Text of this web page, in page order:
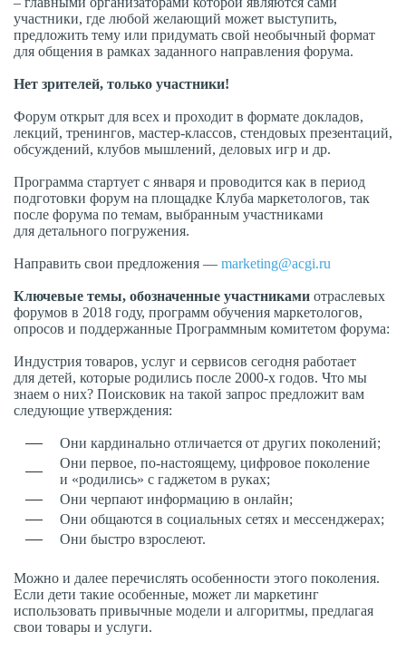
участники, где любой желающий может выступить,
предложить тему или придумать свой необычный формат
для общения в рамках заданного направления форума.
Нет зрителей, только участники!
Форум открыт для всех и проходит в формате докладов,
лекций, тренингов, мастер-классов, стендовых презентаций,
обсуждений, клубов мышлений, деловых игр и др.
Программа стартует с января и проводится как в период
подготовки форум на площадке Клуба маркетологов, так
после форума по темам, выбранным участниками
для детального погружения.
Направить свои предложения — marketing@acgi.ru
Ключевые темы, обозначенные участниками отраслевых
форумов в 2018 году, программ обучения маркетологов,
опросов и поддержанные Программным комитетом форума:
Индустрия товаров, услуг и сервисов сегодня работает
для детей, которые родились после 2000-х годов. Что мы
знаем о них? Поисковик на такой запрос предложит вам
следующие утверждения:
Они кардинально отличается от других поколений;
Они первое, по-настоящему, цифровое поколение
и «родились» с гаджетом в руках;
Они черпают информацию в онлайн;
Они общаются в социальных сетях и мессенджерах;
Они быстро взрослеют.
Можно и далее перечислять особенности этого поколения.
Если дети такие особенные, может ли маркетинг
использовать привычные модели и алгоритмы, предлагая
свои товары и услуги.